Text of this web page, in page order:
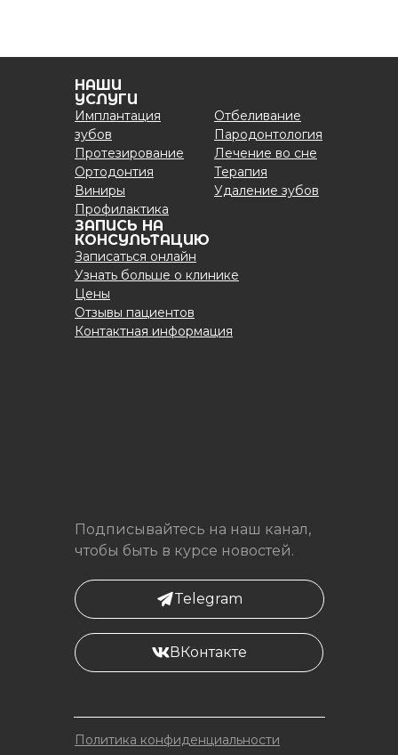
Политика конфиденциальности
Подписывайтесь на наш канал,
чтобы быть в курсе новостей.
ВКонтакте
Telegram
НАШИ
УСЛУГИ
Имплантация
зубов
Протезирование
Ортодонтия
Виниры
Профилактика
Отбеливание
Пародонтология
Лечение во сне
Терапия
Удаление зубов
ЗАПИСЬ НА
КОНСУЛЬТАЦИЮ
Записаться онлайн
Узнать больше о клинике
Цены
Отзывы пациентов
Контактная информация